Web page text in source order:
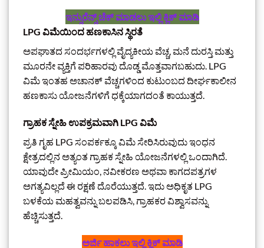
ಇನ್ಸುರೆನ್ಸ್‌ ಚೆಕ್‌ ಮಾಡಲು ಇಲ್ಲಿ ಕ್ಲಿಕ್‌ ಮಾಡಿ
LPG ವಿಮೆಯಿಂದ ಹಣಕಾಸಿನ ಸ್ಥಿರತೆ
ಅಪಘಾತದ ಸಂದರ್ಭಗಳಲ್ಲಿ ವೈದ್ಯಕೀಯ ವೆಚ್ಚ, ಮನೆ ದುರಸ್ತಿ ಮತ್ತು
ಮೂರನೇ ವ್ಯಕ್ತಿಗೆ ಪರಿಹಾರವು ದೊಡ್ಡ ಮೊತ್ತವಾಗಬಹುದು. LPG
ವಿಮೆ ಇಂತಹ ಅಚಾನಕ್ ವೆಚ್ಚಗಳಿಂದ ಕುಟುಂಬದ ದೀರ್ಘಕಾಲೀನ
ಹಣಕಾಸು ಯೋಜನೆಗಳಿಗೆ ಧಕ್ಕೆಯಾಗದಂತೆ ಕಾಯುತ್ತದೆ.
ಗ್ರಾಹಕ ಸ್ನೇಹಿ ಉಪಕ್ರಮವಾಗಿ LPG ವಿಮೆ
ಪ್ರತಿ ಗೃಹ LPG ಸಂಪರ್ಕಕ್ಕೂ ವಿಮೆ ಸೇರಿಸಿರುವುದು ಇಂಧನ
ಕ್ಷೇತ್ರದಲ್ಲಿನ ಅತ್ಯಂತ ಗ್ರಾಹಕ ಸ್ನೇಹಿ ಯೋಜನೆಗಳಲ್ಲಿ ಒಂದಾಗಿದೆ.
ಯಾವುದೇ ಪ್ರೀಮಿಯಂ, ನವೀಕರಣ ಅಥವಾ ಕಾಗದಪತ್ರಗಳ
ಅಗತ್ಯವಿಲ್ಲದೆ ಈ ರಕ್ಷಣೆ ದೊರೆಯುತ್ತದೆ. ಇದು ಅಧಿಕೃತ LPG
ಬಳಕೆಯ ಮಹತ್ವವನ್ನು ಬಲಪಡಿಸಿ, ಗ್ರಾಹಕರ ವಿಶ್ವಾಸವನ್ನು
ಹೆಚ್ಚಿಸುತ್ತದೆ.
ಅರ್ಜಿ ಹಾಕಲು ಇಲ್ಲಿ ಕ್ಲಿಕ್‌ ಮಾಡಿ